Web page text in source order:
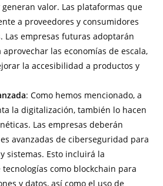
valor. Las plataformas que
a proveedores y consumidores
Las empresas futuras adoptarán
las economías de escala,
la accesibilidad a productos y
: Como hemos mencionado, a
la digitalización, también lo hacen
Las empresas deberán
avanzadas de ciberseguridad para
sistemas. Esto incluirá la
como blockchain para
y datos, así como el uso de